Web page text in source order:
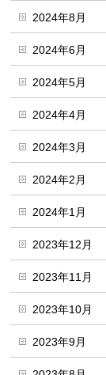
2024年8月
2024年6月
2024年5月
2024年4月
2024年3月
2024年2月
2024年1月
2023年12月
2023年11月
2023年10月
2023年9月